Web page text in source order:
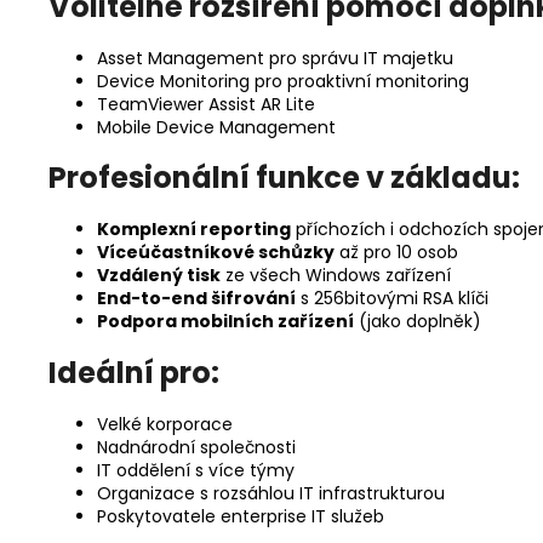
Asset Management pro správu IT majetku
Device Monitoring pro proaktivní monitoring
TeamViewer Assist AR Lite
Mobile Device Management
Profesionální funkce v základu:
Komplexní reporting příchozích i odchozích
Víceúčastníkové schůzky až pro 10 osob
Vzdálený tisk ze všech Windows zařízení
End-to-end šifrování s 256bitovými RSA klíči
Podpora mobilních zařízení (jako doplněk)
Ideální pro:
Velké korporace
Nadnárodní společnosti
IT oddělení s více týmy
Organizace s rozsáhlou IT infrastrukturou
Poskytovatele enterprise IT služeb